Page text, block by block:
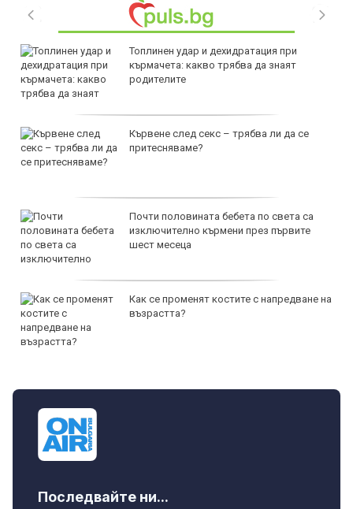
Топлинен удар и дехидратация при
кърмачета: какво трябва да знаят
родителите
Кървене след секс – трябва ли да се
притесняваме?
Почти половината бебета по света са
изключително кърмени през първите
шест месеца
Как се променят костите с напредване на
възрастта?
Последвайте ни...